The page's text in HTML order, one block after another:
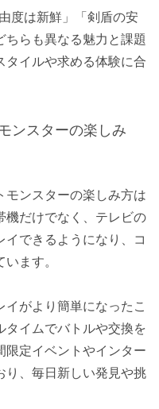
度は新鮮」「剣盾の安
ちらも異なる魅力と課題
タイルや求める体験に合
ンスターの楽しみ
モンスターの楽しみ方は
機だけでなく、テレビの
できるようになり、コ
ます。
イがより簡単になったこ
タイムでバトルや交換を
限定イベントやインター
り、毎日新しい発見や挑